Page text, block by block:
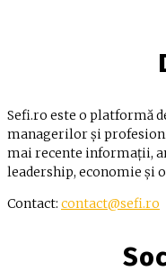
Sefi.ro este o platformă
managerilor și
mai recente informații,
leadership, economie și
Contact: contact@sefi.ro